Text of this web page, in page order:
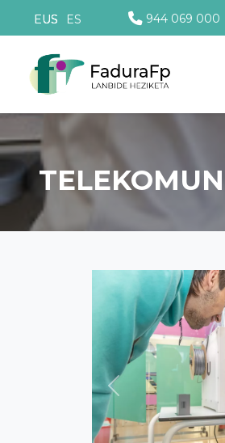
EUS ES 944 069 000
Previous